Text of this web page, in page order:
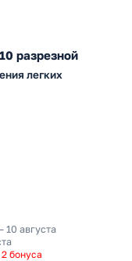
разрезной
легких
10 августа
2 бонуса